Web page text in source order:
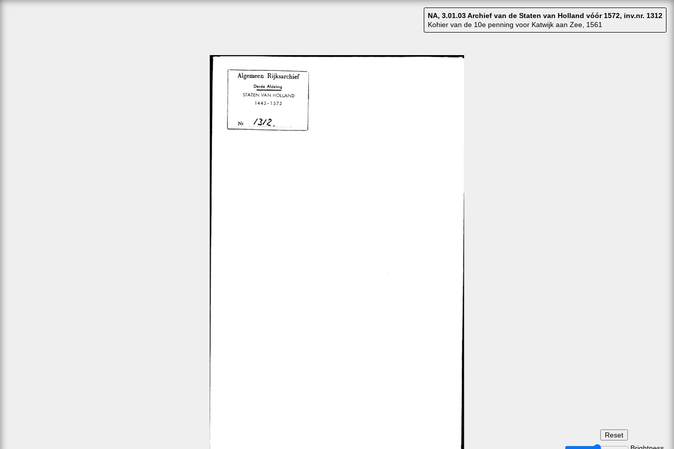
NA, 3.01.03 Archief van de Staten van Holland vóór 1572, inv.nr. 1312
Kohier van de 10e penning voor Katwijk aan Zee, 1561